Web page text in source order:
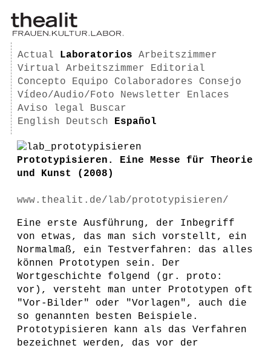
Actual Laboratorios
Arbeitszimmer
Virtual Arbeitszimmer
Editorial
Concepto
Equipo Colaboradores
Consejo
Vídeo/Audio/Foto
Newsletter
Enlaces
Aviso legal
Buscar
English
Deutsch Español
Prototypisieren. Eine Messe für Theorie
und Kunst (2008)
www.thealit.de/lab/prototypisieren/
Eine erste Ausführung, der Inbegriff
von etwas, das man sich vorstellt, ein
Normalmaß, ein Testverfahren: das alles
können Prototypen sein. Der
Wortgeschichte folgend (gr. proto:
vor), versteht man unter Prototypen oft
"Vor-Bilder" oder "Vorlagen", auch die
so genannten besten Beispiele.
Prototypisieren kann als das Verfahren
bezeichnet werden, das vor der